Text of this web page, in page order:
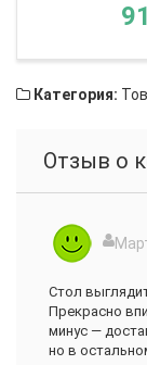
91
Категория:
Отзыв о
Стол
Прекрасно
минус —
но в